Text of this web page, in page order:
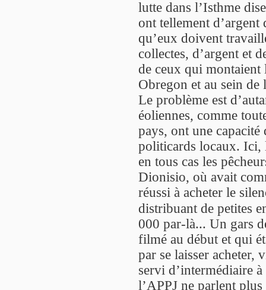
lutte dans l’Isthme
ont tellement
qu’eux doivent
collectes, d’argent et
de ceux qui
Obregon et au sein de
Le problème est
éoliennes, comme
pays, ont une
politicards locaux. Ici,
en tous cas les
Dionisio, où avait
réussi à acheter le
distribuant de petites
000 par-là... Un gars
filmé au début et qui
par se laisser acheter,
servi d’intermédiaire
l’APPJ ne parlent